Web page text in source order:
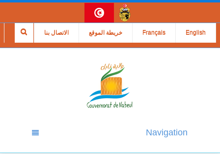
الاتصال بنا خريطة الموقع Français English
Navigation